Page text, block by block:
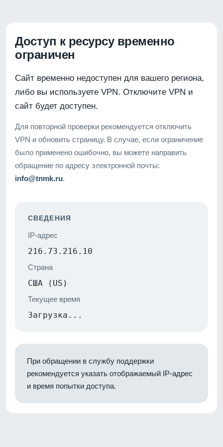
Доступ к ресурсу временно
ограничен
Сайт временно недоступен для вашего региона,
либо вы используете VPN. Отключите VPN и
сайт будет доступен.
Для повторной проверки рекомендуется отключить
VPN и обновить страницу. В случае, если ограничение
было применено ошибочно, вы можете направить
обращение по адресу электронной почты:
info@tnmk.ru.
СВЕДЕНИЯ
IP-адрес
216.73.216.10
Страна
США (US)
Текущее время
Загрузка...
При обращении в службу поддержки
рекомендуется указать отображаемый IP-адрес
и время попытки доступа.